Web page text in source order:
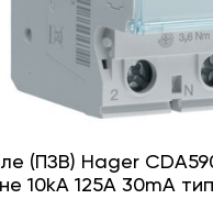
(ПЗВ) Hager
10kА 125А 30mA